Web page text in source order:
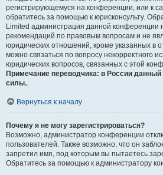
регистрирующемуся на конференции, или к
обратитесь за помощью к юрисконсульту.
Limited администрация данной конференции
рекомендаций по правовым вопросам и не
юридических отношений, кроме указанных в
можно связаться по вопросу некорректного
юридических вопросов, связанных с этой
Примечание переводчика: в России
силы..
Вернуться к началу
Почему я не могу зарегистрироваться?
Возможно, администратор конференции
пользователей. Также возможно, что он
запретил имя, под которым вы пытаетесь
Обратитесь за помощью к администратору